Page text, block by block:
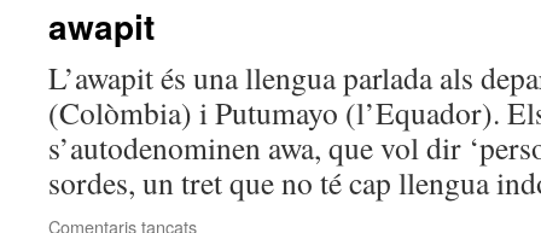
awapit
L’awapit és una llengua parlada als
(Colòmbia) i Putumayo (l’Equador).
s’autodenominen awa, que vol dir
sordes, un tret que no té cap llengua
Comentaris tancatsa